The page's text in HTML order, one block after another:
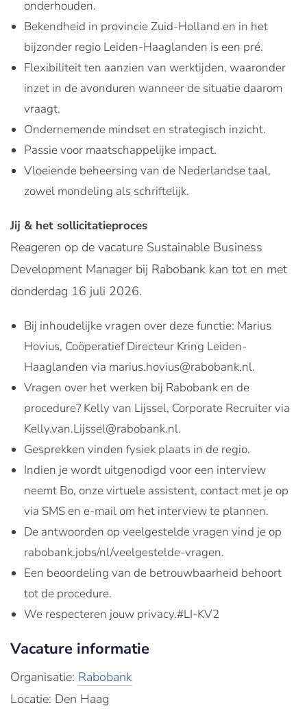
onderhouden.
Bekendheid in provincie Zuid-Holland en in het
bijzonder regio Leiden-Haaglanden is een pré.
Flexibiliteit ten aanzien van werktijden, waaronder
inzet in de avonduren wanneer de situatie daarom
vraagt.
Ondernemende mindset en strategisch inzicht.
Passie voor maatschappelijke impact.
Vloeiende beheersing van de Nederlandse taal,
zowel mondeling als schriftelijk.
Jij & het sollicitatieproces
Reageren op de vacature Sustainable Business
Development Manager bij Rabobank kan tot en met
donderdag 16 juli 2026.
Bij inhoudelijke vragen over deze functie: Marius
Hovius, Coöperatief Directeur Kring Leiden-
Haaglanden via marius.hovius@rabobank.nl.
Vragen over het werken bij Rabobank en de
procedure? Kelly van Lijssel, Corporate Recruiter via
Kelly.van.Lijssel@rabobank.nl.
Gesprekken vinden fysiek plaats in de regio.
Indien je wordt uitgenodigd voor een interview
neemt Bo, onze virtuele assistent, contact met je op
via SMS en e-mail om het interview te plannen.
De antwoorden op veelgestelde vragen vind je op
rabobank.jobs/nl/veelgestelde-vragen.
Een beoordeling van de betrouwbaarheid behoort
tot de procedure.
We respecteren jouw privacy.#LI-KV2
Vacature informatie
Organisatie: Rabobank
Locatie: Den Haag